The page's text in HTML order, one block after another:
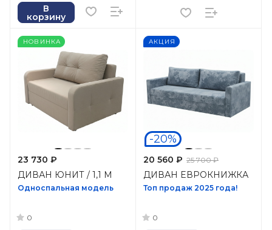
В
корзину
НОВИНКА
23 730 ₽
ДИВАН ЮНИТ / 1,1 М
Односпальная модель
0
АКЦИЯ
-20%
20 560 ₽ 25 700 ₽
ДИВАН EВРОКНИЖКА
Топ продаж 2025 года!
0